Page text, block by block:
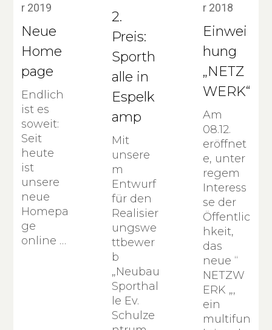
r 2019
Neue
Home
page
Endlich
ist es
soweit:
Seit
heute
ist
unsere
neue
Homepa
ge
online …
2.
Preis:
Sporth
alle in
Espelk
amp
Mit
unsere
m
Entwurf
für den
Realisier
ungswe
ttbewer
b
„Neubau
Sporthal
le Ev.
Schulze
r 2018
Einwei
hung
„NETZ
WERK“
Am
08.12.
eröffnet
e, unter
regem
Interess
se der
Öffentlic
hkeit,
das
neue “
NETZW
ERK „,
ein
multifun